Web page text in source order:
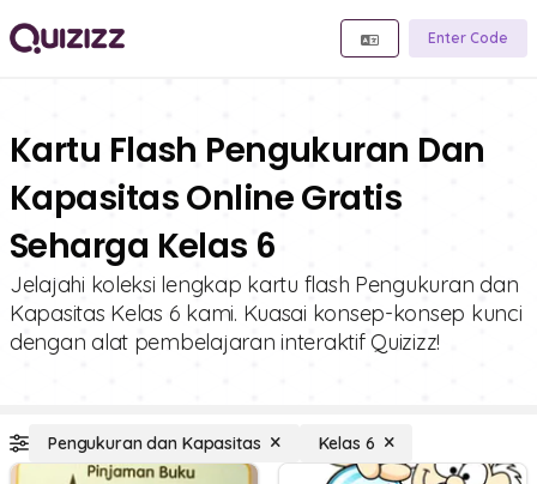
Enter Code
Kartu Flash Pengukuran Dan
Kapasitas Online Gratis
Seharga Kelas 6
Jelajahi koleksi lengkap kartu flash Pengukuran dan
Kapasitas Kelas 6 kami. Kuasai konsep-konsep kunci
dengan alat pembelajaran interaktif Quizizz!
Pengukuran dan Kapasitas Kelas 6